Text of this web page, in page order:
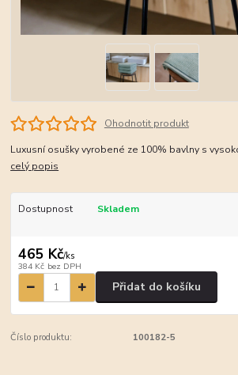
Ohodnotit produkt
Luxusní osušky vyrobené ze 100% bavlny s
celý popis
Dostupnost Skladem
465 Kč/ks
384 Kč bez DPH
Přidat do košíku
Číslo produktu: 100182-5